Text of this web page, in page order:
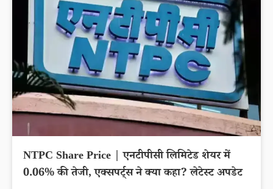
NTPC Share Price | एनटीपीसी लिमिटेड शेयर में
0.06% की तेजी, एक्सपर्ट्स ने क्या कहा? लेटेस्ट अपडेट